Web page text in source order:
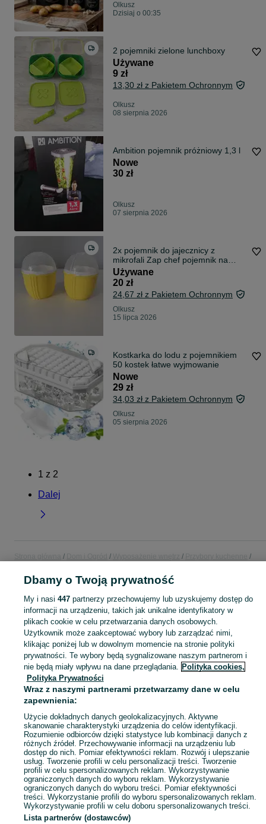
Olkusz
Dzisiaj o 00:35
2 pojemniki zielone lunchboxy
Używane
9 zł
13,30 zł z Pakietem Ochronnym
Olkusz
08 sierpnia 2026
Ambition pojemnik próżniowy 1,3 l
Nowe
30 zł
Olkusz
07 sierpnia 2026
2x pojemnik do jajecznicy z
mikrofali Zap chef pojemnik na
jajka
Używane
20 zł
24,67 zł z Pakietem Ochronnym
Olkusz
15 lipca 2026
Kostkarka do lodu z pojemnikiem
50 kostek łatwe wyjmowanie
Nowe
29 zł
34,03 zł z Pakietem Ochronnym
Olkusz
05 sierpnia 2026
1 z 2
Dalej
Strona główna Dom i Ogród Wyposażenie wnętrz
Przybory kuchenne
Małopolskie
Pojemniki i przechowywanie żywności - Olkusz
KATEGORIA
Zobacz
Mapa kategorii
Mapa miejscowości
Mapa ministron
Popularne wyszukiwania
Dbamy o Twoją prywatność
My i nasi 447partnerzy przechowujemy lub uzyskujemy dostęp do
informacji na urządzeniu, takich jak unikalne identyfikatory w
plikach cookie w celu przetwarzania danych osobowych.
Użytkownik może zaakceptować wybory lub zarządzać nimi,
klikając poniżej lub w dowolnym momencie na stronie polityki
prywatności. Te wybory będą sygnalizowane naszym partnerom i
nie będą miały wpływu na dane przeglądania. Polityka cookies,
Polityka Prywatności
Wraz z naszymi partnerami przetwarzamy dane w celu
zapewnienia:
Użycie dokładnych danych geolokalizacyjnych. Aktywne
skanowanie charakterystyki urządzenia do celów identyfikacji.
Rozumienie odbiorców dzięki statystyce lub kombinacji danych z
różnych źródeł. Przechowywanie informacji na urządzeniu lub
dostęp do nich. Pomiar efektywności reklam. Rozwój i ulepszanie
usług. Tworzenie profili w celu personalizacji treści. Tworzenie
profili w celu spersonalizowanych reklam. Wykorzystywanie
ograniczonych danych do wyboru reklam. Wykorzystywanie
ograniczonych danych do wyboru treści. Pomiar efektywności
treści. Wykorzystanie profili do wyboru spersonalizowanych reklam.
Wykorzystywanie profili w celu doboru spersonalizowanych treści.
Lista partnerów (dostawców)